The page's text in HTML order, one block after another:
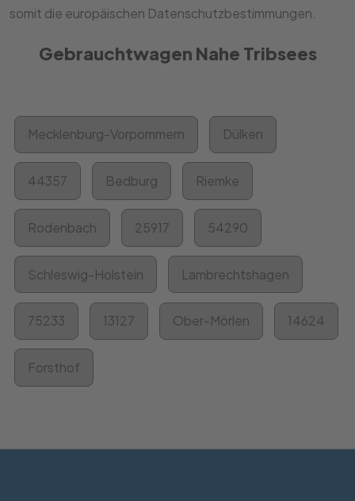
somit die europäischen Datenschutzbestimmungen.
Gebrauchtwagen Nahe Tribsees
Mecklenburg-Vorpommern Dülken
44357 Bedburg Riemke
Rodenbach 25917 54290
Schleswig-Holstein Lambrechtshagen
75233 13127 Ober-Mörlen 14624
Forsthof